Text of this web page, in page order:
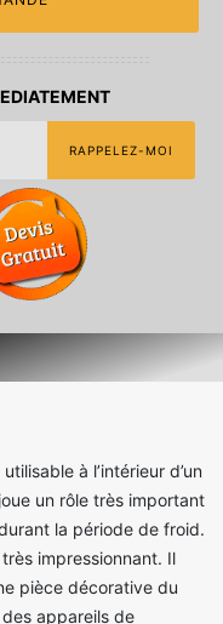
à l’intérieur d’un
un rôle très important
la période de froid.
impressionnant. Il
pièce décorative du
appareils de